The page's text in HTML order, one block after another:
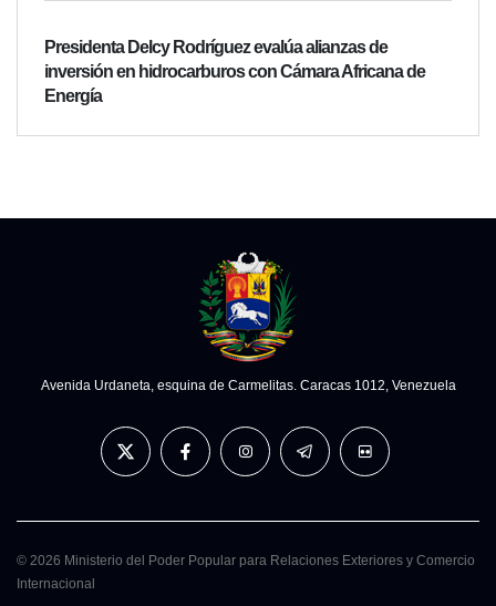
Presidenta Delcy Rodríguez evalúa alianzas de
inversión en hidrocarburos con Cámara Africana de
Energía
Avenida Urdaneta, esquina de Carmelitas. Caracas 1012, Venezuela
© 2026 Ministerio del Poder Popular para Relaciones Exteriores y Comercio
Internacional